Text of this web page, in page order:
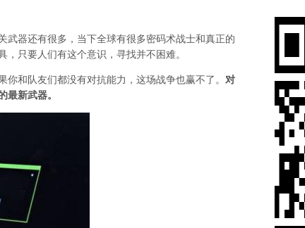
武器还有很多，当下全球有很多密码术战士和真正的
只要人们有这个意识，寻找并不困难。
和队友们都没有对抗能力，这场战争也赢不了。 对
最新武器。